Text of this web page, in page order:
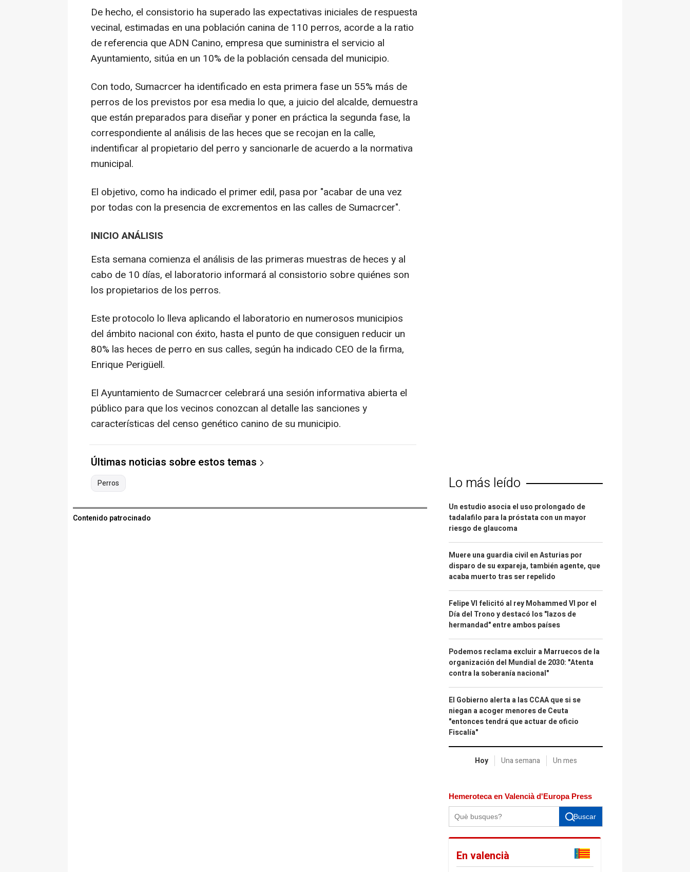
De hecho, el consistorio ha superado las expectativas iniciales de respuesta
vecinal, estimadas en una población canina de 110 perros, acorde a la ratio
de referencia que ADN Canino, empresa que suministra el servicio al
Ayuntamiento, sitúa en un 10% de la población censada del municipio.
Con todo, Sumacrcer ha identificado en esta primera fase un 55% más de
perros de los previstos por esa media lo que, a juicio del alcalde, demuestra
que están preparados para diseñar y poner en práctica la segunda fase, la
correspondiente al análisis de las heces que se recojan en la calle,
indentificar al propietario del perro y sancionarle de acuerdo a la normativa
municipal.
El objetivo, como ha indicado el primer edil, pasa por "acabar de una vez
por todas con la presencia de excrementos en las calles de Sumacrcer".
INICIO ANÁLISIS
Esta semana comienza el análisis de las primeras muestras de heces y al
cabo de 10 días, el laboratorio informará al consistorio sobre quiénes son
los propietarios de los perros.
Este protocolo lo lleva aplicando el laboratorio en numerosos municipios
del ámbito nacional con éxito, hasta el punto de que consiguen reducir un
80% las heces de perro en sus calles, según ha indicado CEO de la firma,
Enrique Perigüell.
El Ayuntamiento de Sumacrcer celebrará una sesión informativa abierta el
público para que los vecinos conozcan al detalle las sanciones y
características del censo genético canino de su municipio.
Últimas noticias sobre estos temas
Perros
Contenido patrocinado
Lo más leído
Un estudio asocia el uso prolongado de
tadalafilo para la próstata con un mayor
riesgo de glaucoma
Muere una guardia civil en Asturias por
disparo de su expareja, también agente, que
acaba muerto tras ser repelido
Felipe VI felicitó al rey Mohammed VI por el
Día del Trono y destacó los "lazos de
hermandad" entre ambos países
Podemos reclama excluir a Marruecos de la
organización del Mundial de 2030: "Atenta
contra la soberanía nacional"
El Gobierno alerta a las CCAA que si se
niegan a acoger menores de Ceuta
"entonces tendrá que actuar de oficio
Fiscalía"
Hoy Una semana Un mes
Hemeroteca en Valencià d'Europa Press
Buscar
En valencià